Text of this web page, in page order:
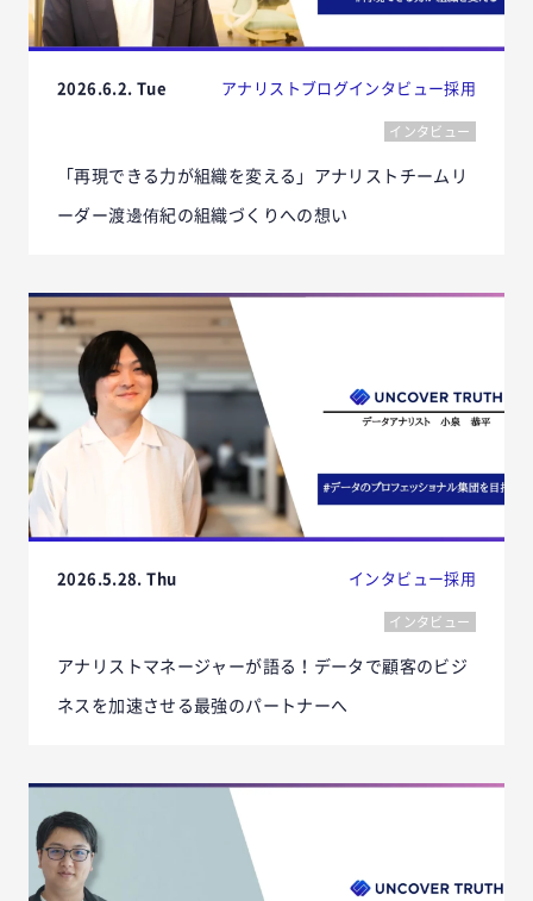
2026.6.2. Tue アナリストブログインタビュー採用
インタビュー
「再現できる力が組織を変える」アナリストチームリ
ーダー渡邊侑紀の組織づくりへの想い
2026.5.28. Thu インタビュー採用
インタビュー
アナリストマネージャーが語る！データで顧客のビジ
ネスを加速させる最強のパートナーへ